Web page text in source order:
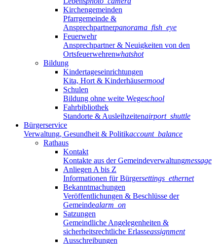
Kirchengemeinden
Pfarrgemeinde &
Ansprechpartnerpanorama_fish_eye
Feuerwehr
Ansprechpartner & Neuigkeiten von den
Ortsfeuerwehrenwhatshot
Bildung
Kindertageseinrichtungen
Kita, Hort & Kinderhäusermood
Schulen
Bildung ohne weite Wegeschool
Fahrbibliothek
Standorte & Ausleihzeitenairport_shuttle
Bürgerservice
Verwaltung, Gesundheit & Politikaccount_balance
Rathaus
Kontakt
Kontakte aus der Gemeindeverwaltungmessage
Anliegen A bis Z
Informationen für Bürgersettings_ethernet
Bekanntmachungen
Veröffentlichungen & Beschlüsse der
Gemeindealarm_on
Satzungen
Gemeindliche Angelegenheiten &
sicherheitsrechtliche Erlasseassignment
Ausschreibungen